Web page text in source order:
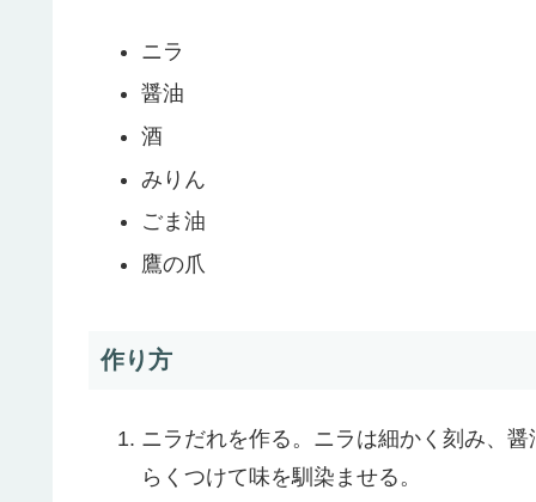
ニラ
醤油
酒
みりん
ごま油
鷹の爪
作り方
ニラだれを作る。ニラは細かく刻み、
らくつけて味を馴染ませる。